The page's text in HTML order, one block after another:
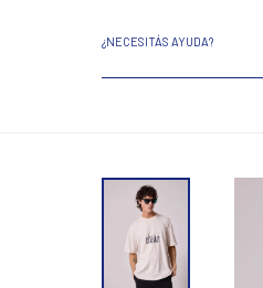
¿NECESITÁS AYUDA?